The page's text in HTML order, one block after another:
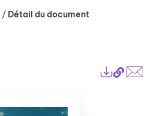
/ Détail du document
Lien